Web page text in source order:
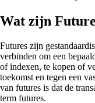
Wat zijn
Futures zijn
verbinden om een
of indexen, te kopen of
toekomst en tegen een
van futures is dat de
term futures.